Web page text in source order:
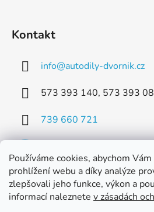
Používáme cookies, abychom
prohlížení webu a díky analýze
zlepšovali jeho funkce, výkon a
informací naleznete v zásadách
Kontakt
info@autodily-dvornik.cz
573 393 140, 573 393
739 660 721
Facebook